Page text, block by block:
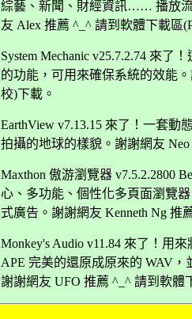
綜藝、新聞、財經資訊…… 播放
友 Alex 推薦 ^_^ 請到軟體下載區
System Mechanic v25.7.2.74 來了
的功能，可用來確保系統的效能
校)下載。
EarthView v7.13.15 來了！一套
拍攝的地球的樣貌。謝謝網友
Maxthon 傲游瀏覽器 v7.5.2.2800
心、多功能、個性化多頁面瀏覽
式廣告。謝謝網友 Kenneth Ng 推
Monkey's Audio v11.84 來了！用
APE 完美的還原成原來的 WAV，
謝謝網友 UFO 推薦 ^_^ 請到軟體